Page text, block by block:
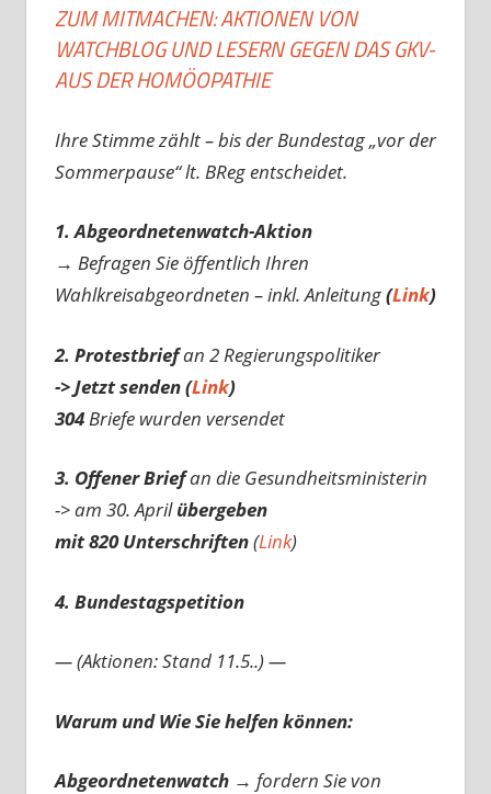
ZUM MITMACHEN: AKTIONEN VON
WATCHBLOG UND LESERN GEGEN DAS GKV-
AUS DER HOMÖOPATHIE
Ihre Stimme zählt – bis der Bundestag „vor der
Sommerpause“ lt. BReg entscheidet.
1. Abgeordnetenwatch-Aktion
→ Befragen Sie öffentlich Ihren
Wahlkreisabgeordneten – inkl. Anleitung(Link)
2. Protestbriefan 2 Regierungspolitiker
-> Jetzt senden (Link)
304Briefe wurden versendet
3. Offener Briefan die Gesundheitsministerin
-> am 30. Aprilübergeben
mit 820 Unterschriften(Link)
4. Bundestagspetition
— (Aktionen: Stand 11.5..) —
Warum und Wie Sie helfen können:
Abgeordnetenwatch → fordern Sie von